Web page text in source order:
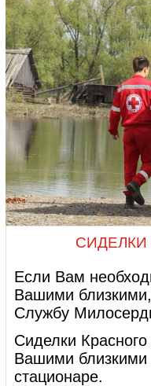
СИДЕЛКИ
Если Вам
Вашими
Службу
Сиделки
Вашими
стационаре.